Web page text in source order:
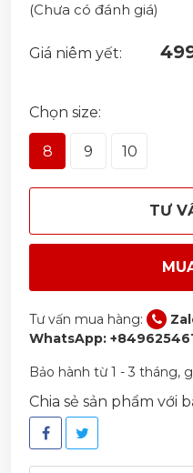
(Chưa có đánh giá)
Giá niêm yết:
Chọn size:
8 9 10
TƯ
Tư vấn mua hàng:
WhatsApp:
Bảo hành từ 1 - 3 tháng,
Chia sẻ sản phẩm với